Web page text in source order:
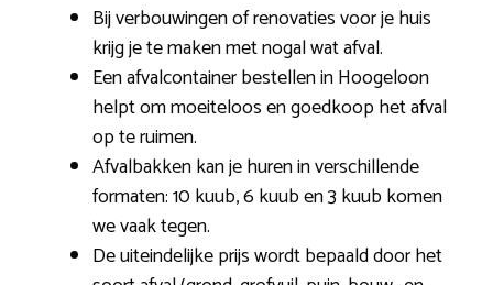
Bij verbouwingen of renovaties voor je huis
krijg je te maken met nogal wat afval.
Een afvalcontainer bestellen in Hoogeloon
helpt om moeiteloos en goedkoop het afval
op te ruimen.
Afvalbakken kan je huren in verschillende
formaten: 10 kuub, 6 kuub en 3 kuub komen
we vaak tegen.
De uiteindelijke prijs wordt bepaald door het